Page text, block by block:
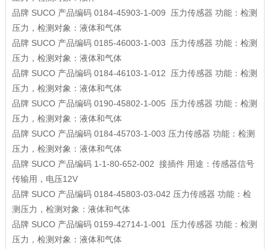
品牌 SUCO 产品编码 0184-45903-1-009 压力传感器 功能：检测
压力，检测对象：液体和气体
品牌 SUCO 产品编码 0185-46003-1-003 压力传感器 功能：检测
压力，检测对象：液体和气体
品牌 SUCO 产品编码 0184-46103-1-012 压力传感器 功能：检测
压力，检测对象：液体和气体
品牌 SUCO 产品编码 0190-45802-1-005 压力传感器 功能：检测
压力，检测对象：液体和气体
品牌 SUCO 产品编码 0184-45703-1-003 压力传感器 功能：检测
压力，检测对象：液体和气体
品牌 SUCO 产品编码 1-1-80-652-002 接插件 用途：传感器信号
传输用，电压12V
品牌 SUCO 产品编码 0184-45803-03-042 压力传感器 功能：检
测压力，检测对象：液体和气体
品牌 SUCO 产品编码 0159-42714-1-001 压力传感器 功能：检测
压力，检测对象：液体和气体